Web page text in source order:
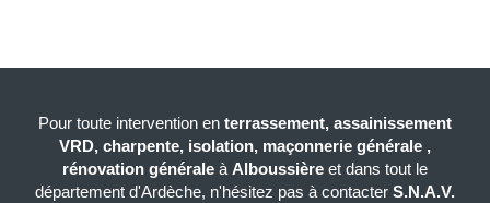
Pour toute intervention en terrassement, assainissement
VRD, charpente, isolation, maçonnerie générale ,
rénovation générale à Alboussière et dans tout le
département d'Ardèche, n'hésitez pas à contacter S.N.A.V.